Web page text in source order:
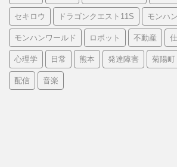
セキロウ ドラゴンクエスト11S モンハン
モンハンワールド ロボット 不動産
心理学 日常 熊本 発達障害 菊陽町
配信 音楽